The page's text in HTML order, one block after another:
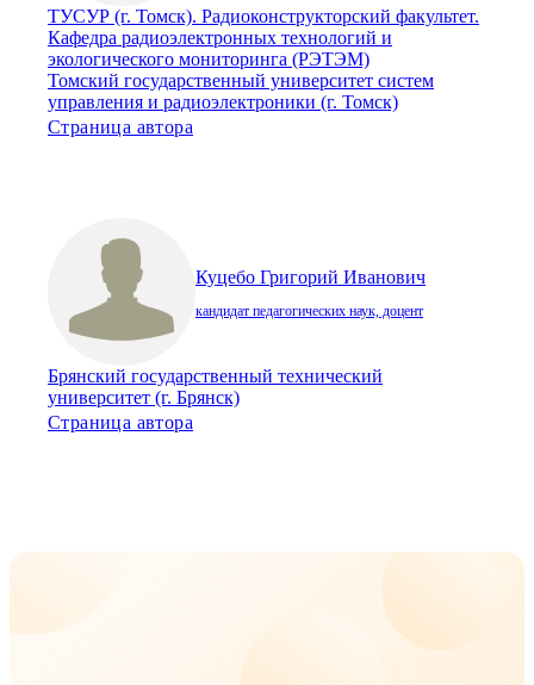
ТУСУР (г. Томск). Радиоконструкторский факультет.
Кафедра радиоэлектронных технологий и
экологического мониторинга (РЭТЭМ)
Томский государственный университет систем
управления и радиоэлектроники (г. Томск)
Страница автора
Куцебо Григорий Иванович
кандидат педагогических наук, доцент
Брянский государственный технический
университет (г. Брянск)
Страница автора